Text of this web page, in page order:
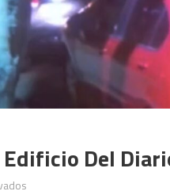
Del